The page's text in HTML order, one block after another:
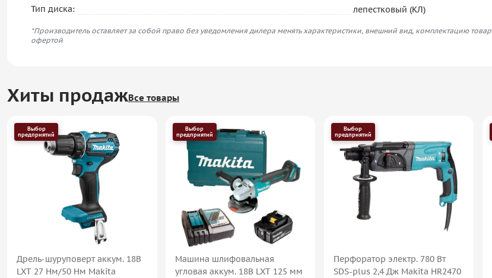
Тип диска:
лепестковый (КЛ)
*Производитель оставляет за собой право без уведомления дилера менять характеристики, внешний вид, комплектацию
офертой
Хиты продажВсе товары
Выбор
предприятий
Дрель-шуруповерт аккум. 18В
LXT 27 Нм/50 Нм Makita
Выбор
предприятий
Машина шлифовальная
угловая аккум. 18В LXT 125 мм
Выбор
предприятий
Перфоратор электр. 780 Вт
SDS-plus 2,4 Дж Makita HR2470